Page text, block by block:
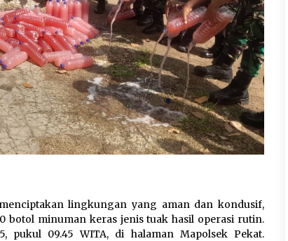
lingkungan yang aman dan kondusif,
botol minuman keras jenis tuak hasil operasi rutin.
pukul 09.45 WITA, di halaman Mapolsek Pekat.